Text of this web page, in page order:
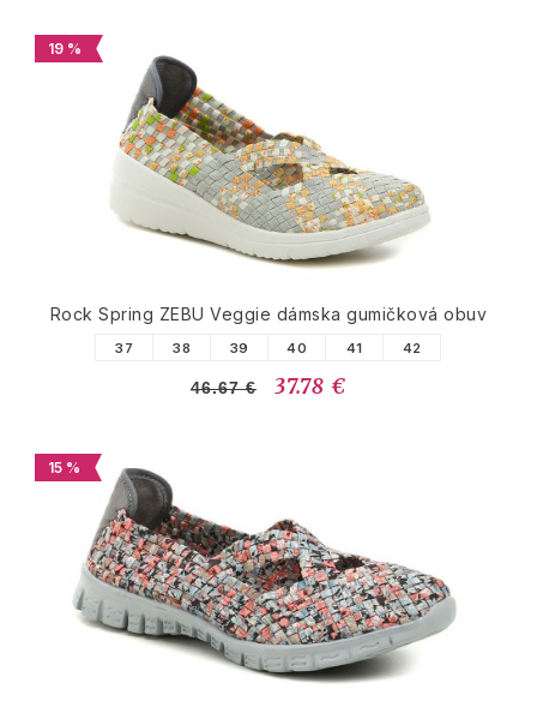
19 %
Rock Spring ZEBU Veggie dámska gumičková obuv
37 38 39 40 41 42
46.67 € 37.78 €
15 %